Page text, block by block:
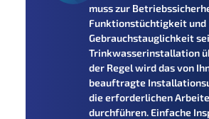
muss zur
Funktionstüchtigkeit und
Gebrauchstauglichkeit
Trinkwasserinstallation
der Regel wird das von
beauftragte
die erforderlichen
durchführen. Einfache